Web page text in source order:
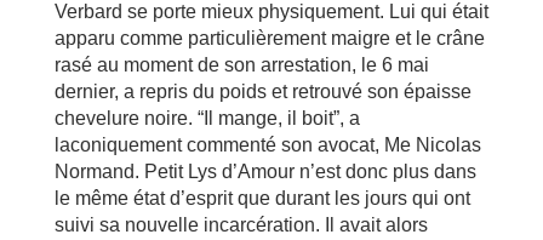
Verbard se porte mieux physiquement. Lui qui était
apparu comme particulièrement maigre et le crâne
rasé au moment de son arrestation, le 6 mai
dernier, a repris du poids et retrouvé son épaisse
chevelure noire. “Il mange, il boit”, a
laconiquement commenté son avocat, Me Nicolas
Normand. Petit Lys d’Amour n’est donc plus dans
le même état d’esprit que durant les jours qui ont
suivi sa nouvelle incarcération. Il avait alors